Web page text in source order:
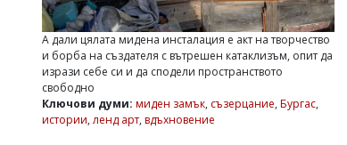
Касабова,
k.kassabova@flagman.bg
Главен
редактор:
А дали цялата мидена инсталация е акт на творчество
и борба на създателя с вътрешен катаклизъм, опит да
изрази себе си и да сподели пространството
свободно
Ключови думи: миден замък, съзерцание, Бургас,
истории, ленд арт, вдъхновение